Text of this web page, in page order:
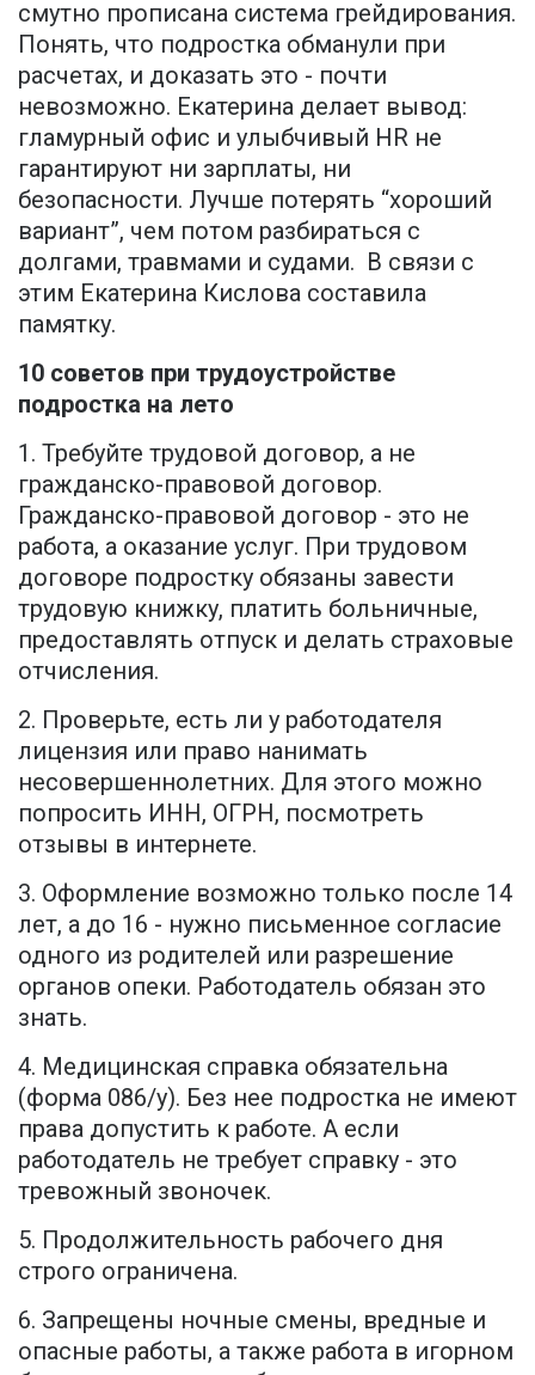
смутно прописана система грейдирования.
Понять, что подростка обманули при
расчетах, и доказать это - почти
невозможно. Екатерина делает вывод:
гламурный офис и улыбчивый HR не
гарантируют ни зарплаты, ни
безопасности. Лучше потерять “хороший
вариант”, чем потом разбираться с
долгами, травмами и судами. В связи с
этим Екатерина Кислова составила
памятку.
10 советов при трудоустройстве
подростка на лето
1. Требуйте трудовой договор, а не
гражданско-правовой договор.
Гражданско-правовой договор - это не
работа, а оказание услуг. При трудовом
договоре подростку обязаны завести
трудовую книжку, платить больничные,
предоставлять отпуск и делать страховые
отчисления.
2. Проверьте, есть ли у работодателя
лицензия или право нанимать
несовершеннолетних. Для этого можно
попросить ИНН, ОГРН, посмотреть
отзывы в интернете.
3. Оформление возможно только после 14
лет, а до 16 - нужно письменное согласие
одного из родителей или разрешение
органов опеки. Работодатель обязан это
знать.
4. Медицинская справка обязательна
(форма 086/у). Без нее подростка не имеют
права допустить к работе. А если
работодатель не требует справку - это
тревожный звоночек.
5. Продолжительность рабочего дня
строго ограничена.
6. Запрещены ночные смены, вредные и
опасные работы, а также работа в игорном